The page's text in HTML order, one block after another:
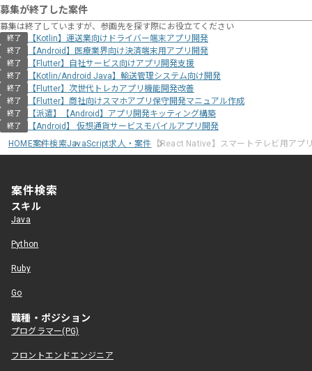
募集が終了した案件
募集は終了していますが、参画先を探す際にお役立てください
終了 【Kotlin】運送業向けドライバー端末アプリ開発
終了 【Android】医療業界向け決済端末用アプリ開発
終了 【Flutter】自社サービス向けアプリ開発支援
終了 【Kotlin/Android Java】輸送管理システム向け開発
終了 【Flutter】次世代トレカアプリ機能開発改善
終了 【Flutter】商社向けスマホアプリ保守開発マニュアル作成
終了 【派遣】【Android】アプリ開発キッティング構築
終了
【Android】 仮想通貨サービスモバイルアプリ開発
HOME案件検索JavaScript求人・案件 【React Native】スマートテレビ用アプ
案件検索
スキル
Java
Python
Ruby
Go
職種・ポジション
プログラマー(PG)
フロントエンドエンジニア